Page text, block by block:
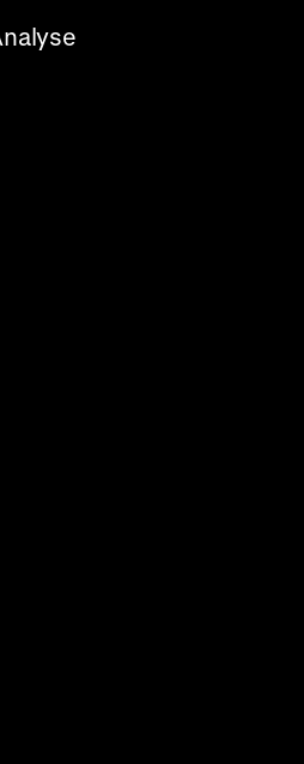
als
„Der Alltag hinkt mitunter
es in ersterem, der ein
Ehepaar in einer
und der mittels
versucht, den
Pille und
nahezukommen. Auf
junge Studentinnen
haben, Arbeiterinnen, die
sowie Ärzte, die vor
warnen. Obwohl
legitimieren die auf
die Meinung der
Arzt, gibt fünf Jahre später
Hochschulfilm
durchzuführen.
umreißt der Film
und Erfahrungen von
Position und ihre Rechte
zu reflektieren scheinen.